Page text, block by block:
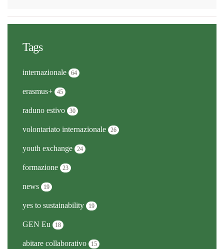
Tags
internazionale 64
erasmus+ 45
raduno estivo 30
volontariato internazionale 26
youth exchange 24
formazione 23
news 19
yes to sustainability 19
GEN Eu 18
abitare collaborativo 15